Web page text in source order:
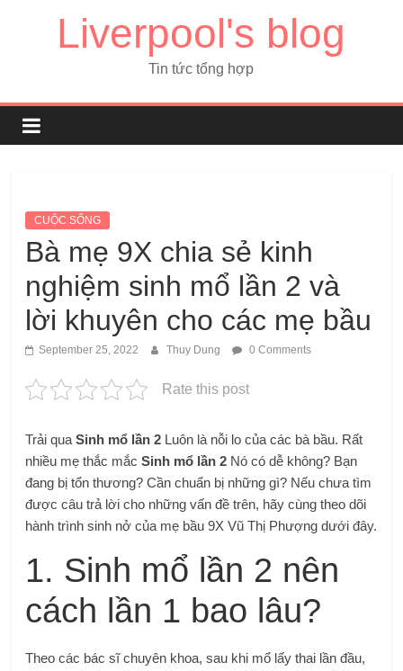
Liverpool's blog
Tin tức tổng hợp
CUỘC SỐNG
Bà mẹ 9X chia sẻ kinh
nghiệm sinh mổ lần 2 và
lời khuyên cho các mẹ bầu
September 25, 2022 Thuy Dung 0 Comments
Rate this post
Trải qua Sinh mổ lần 2 Luôn là nỗi lo của các bà bầu. Rất
nhiều mẹ thắc mắcSinh mổ lần 2 Nó có dễ không? Bạn
đang bị tổn thương? Cần chuẩn bị những gì? Nếu chưa tìm
được câu trả lời cho những vấn đề trên, hãy cùng theo dõi
hành trình sinh nở của mẹ bầu 9X Vũ Thị Phượng dưới đây.
1. Sinh mổ lần 2 nên
cách lần 1 bao lâu?
Theo các bác sĩ chuyên khoa, sau khi mổ lấy thai lần đầu,